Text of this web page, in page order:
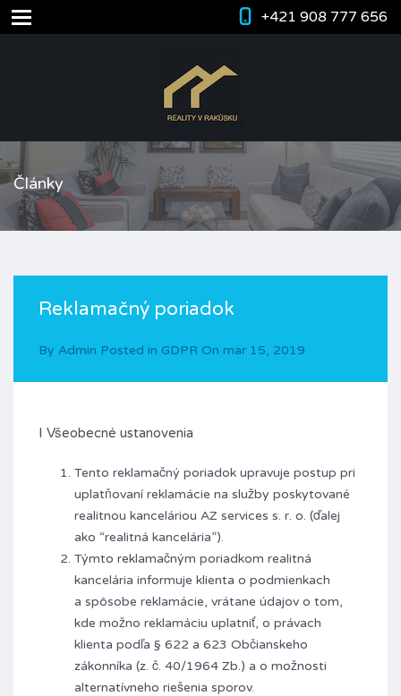
+421 908 777 656
Články
Reklamačný poriadok
By Admin Posted in GDPR On mar 15, 2019
I Všeobecné ustanovenia
Tento reklamačný poriadok upravuje postup pri
uplatňovaní reklamácie na služby poskytované
realitnou kanceláriou AZ services s. r. o. (ďalej
ako “realitná kancelária”).
Týmto reklamačným poriadkom realitná
kancelária informuje klienta o podmienkach
a spôsobe reklamácie, vrátane údajov o tom,
kde možno reklamáciu uplatniť, o právach
klienta podľa § 622 a 623 Občianskeho
zákonníka (z. č. 40/1964 Zb.) a o možnosti
alternatívneho riešenia sporov.